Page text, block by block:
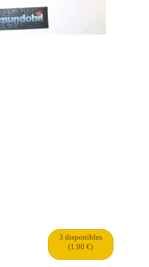
3 disponibles
(1.90 €)